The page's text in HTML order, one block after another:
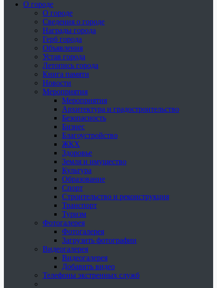
О городе
О городе
Сведения о городе
Награды города
Герб города
Объявления
Устав города
Летопись города
Книга памяти
Новости
Мероприятия
Мероприятия
Архитектура и градостроительство
Безопасность
Бизнес
Благоустройство
ЖКХ
Здоровье
Земля и имущество
Культура
Образование
Спорт
Строительство и реконструкция
Транспорт
Туризм
Фотогалерея
Фотогалерея
Загрузить фотографии
Видеогалерея
Видеогалерея
Добавить видео
Телефоны экстренных служб